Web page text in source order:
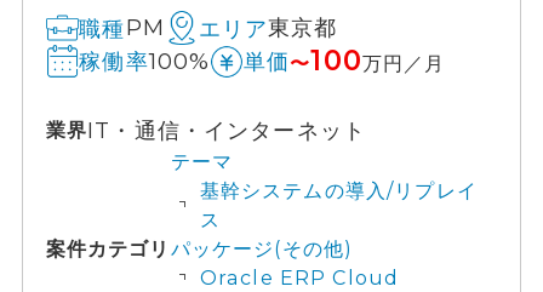
職種PM エリア東京都
稼働率100% 単価〜100万円／月
業界IT・通信・インターネット
案件カテゴリ
テーマ
基幹システムの導入/リプレイ
ス
パッケージ(その他)
Oracle ERP Cloud